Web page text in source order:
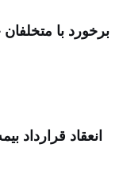
برخورد با
انعقاد قرارداد